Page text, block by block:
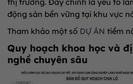
động sản bền vững tại khu vực
Tham khảo một số DỰ ÁN tiềm
Quy hoạch khoa học và
nghề chuyên sâu